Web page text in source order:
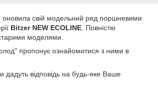
оновила свій модельний ряд поршневими
Bitzer NEW ECOLINE . Повністю
моделями.
пропонує ознайомитися з ними в
дадуть відповідь на будь-яке Ваше